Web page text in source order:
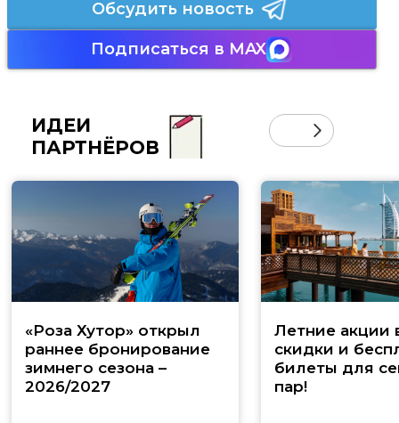
Обсудить новость
Подписаться в MAX
ИДЕИ
ПАРТНЁРОВ
«Роза Хутор» открыл
раннее бронирование
зимнего сезона –
2026/2027
Летние акции
скидки и
билеты для
пар!